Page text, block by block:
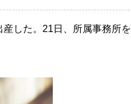
産した。21日、所属事務所を